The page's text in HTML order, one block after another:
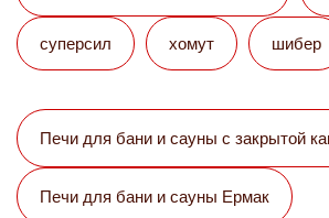
суперсил хомут шибер
Печи для бани и сауны с закрытой
Печи для бани и сауны Eрмак